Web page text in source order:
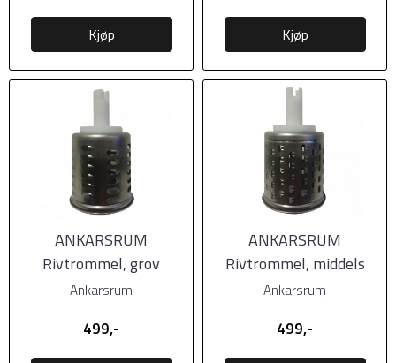
Kjøp Kjøp
ANKARSRUM
Rivtrommel, grov
Ankarsrum
499,-
ANKARSRUM
Rivtrommel, middels
Ankarsrum
499,-